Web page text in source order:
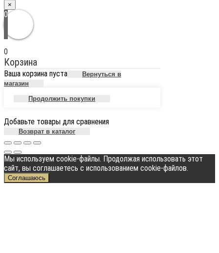
×
0
0
Корзина
Ваша корзина пуста
Вернуться в
магазин
Продолжить покупки
Добавьте товары для сравнения
Возврат в каталог
Мы используем cookie-файлы. Продолжая использовать этот
сайт, вы соглашаетесь с использованием cookie-файлов.
Соглашаюсь